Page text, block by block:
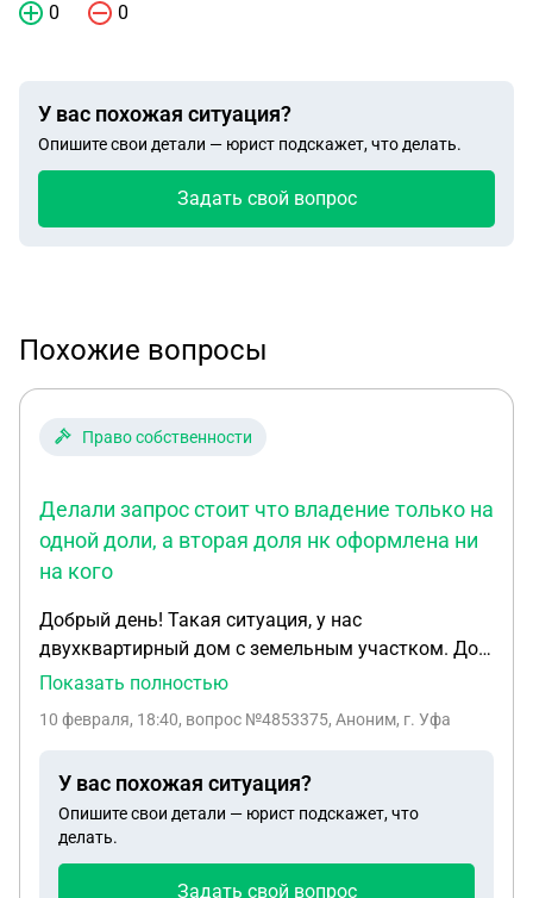
0 0
У вас похожая ситуация?
Опишите свои детали — юрист подскажет, что делать.
Задать свой вопрос
Похожие вопросы
Право собственности
Делали запрос стоит что владение только на
одной доли, а вторая доля нк оформлена ни
на кого
Добрый день! Такая ситуация, у нас
двухквартирный дом с земельным участком. Дом
у нас в собственности, а земля на соседней 1/2. То
1/2 соседи оформили. Делали запрос стоит что
оформлена ни на кого. Подскажите, пожалуйста, с
чего надо начать чтобы оформить долю в
собственность. Заранее спасибо.
Показать полностью
10 февраля, 18:40, вопрос №4853375, Аноним, г. Уфа
У вас похожая ситуация?
Опишите свои детали — юрист подскажет, что
делать.
Задать свой вопрос